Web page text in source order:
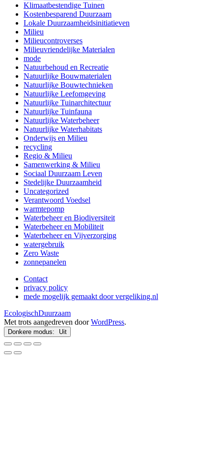
Klimaatbestendige Tuinen
Kostenbesparend Duurzaam
Lokale Duurzaamheidsinitiatieven
Milieu
Milieucontroverses
Milieuvriendelijke Materialen
mode
Natuurbehoud en Recreatie
Natuurlijke Bouwmaterialen
Natuurlijke Bouwtechnieken
Natuurlijke Leefomgeving
Natuurlijke Tuinarchitectuur
Natuurlijke Tuinfauna
Natuurlijke Waterbeheer
Natuurlijke Waterhabitats
Onderwijs en Milieu
recycling
Regio & Milieu
Samenwerking & Milieu
Sociaal Duurzaam Leven
Stedelijke Duurzaamheid
Uncategorized
Verantwoord Voedsel
warmtepomp
Waterbeheer en Biodiversiteit
Waterbeheer en Mobiliteit
Waterbeheer en Vijverzorging
watergebruik
Zero Waste
zonnepanelen
Contact
privacy policy
mede mogelijk gemaakt door vergeliking.nl
EcologischDuurzaam
Met trots aangedreven doorWordPress.
Donkere modus: